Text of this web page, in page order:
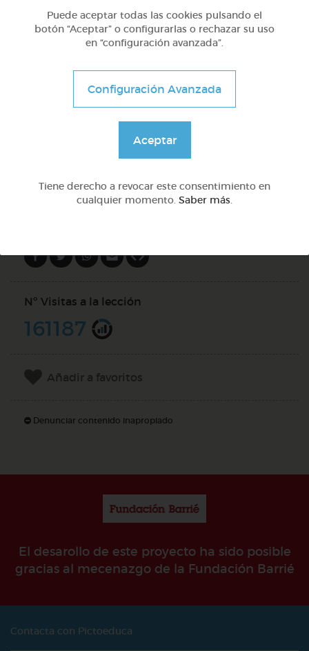
2º Primaria (7-8 años)
Las plantas
DOCS (4)
Nº Visitas a la lección
161187
Añadir a favoritos
Denunciar contenido inapropiado
El desarollo de este proyecto ha sido posible
gracias al mecenazgo de la Fundación Barrié
Contacta con Pictoeduca
Puede aceptar todas las cookies pulsando el
botón “Aceptar” o configurarlas o rechazar su uso
en “configuración avanzada”.
Configuración Avanzada
Aceptar
Tiene derecho a revocar este consentimiento en
cualquier momento. Saber más.